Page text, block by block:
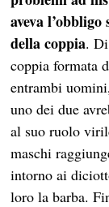
aveva
della coppia.
coppia formata
entrambi
uno dei due
al suo ruolo
maschi
intorno ai
loro la barba.